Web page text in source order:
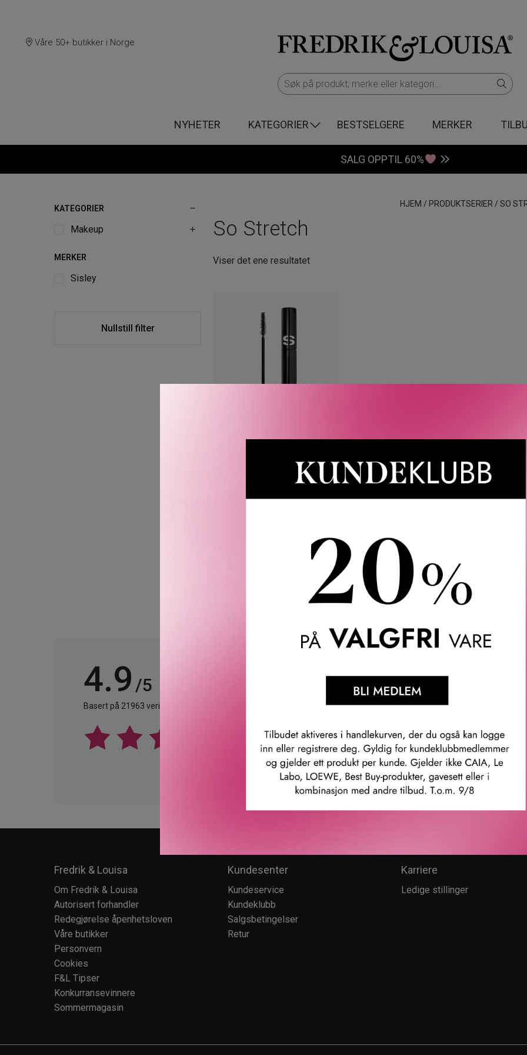
Våre 50+ butikker i Norge
NYHETER KATEGORIER BESTSELGERE MERKER
SALG OPPTIL 60%
HJEM / PRODUKTSERIER / SO
So Stretch
Viser det ene resultatet
MASCARA SO STRETCH 7,5
KATEGORIER
Makeup
MERKER
Sisley
Nullstill filter
Våre kunder om oss
4.9 /5
Basert på 21963 verifiserte omtaler.
Verifisert kunde
Topp
Fredrik & Louisa
Om Fredrik & Louisa
Autorisert forhandler
Redegjørelse åpenhetsloven
Våre butikker
Personvern
Cookies
F&L Tipser
Konkurransevinnere
Sommermagasin
Kundesenter
Kundeservice
Kundeklubb
Salgsbetingelser
Retur
Karriere
Ledige stillinger